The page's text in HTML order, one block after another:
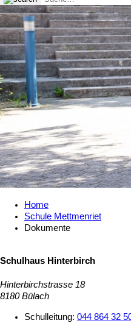
Home
Schule Mettmenriet
Dokumente
Schulhaus Hinterbirch
Hinterbirchstrasse 18
8180 Bülach
Schulleitung: 044 864 32